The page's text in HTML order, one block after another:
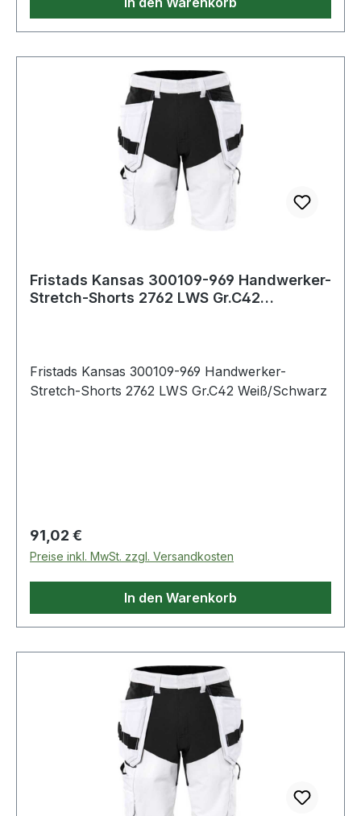
Fristads Kansas 300109-969 Handwerker-
Stretch-Shorts 2762 LWS Gr.C42
Fristads Kansas 300109-969 Handwerker-
Stretch-Shorts 2762 LWS Gr.C42 Weiß/Schwarz
Regulärer Preis:
91,02 €
Preise inkl. MwSt. zzgl. Versandkosten
In den Warenkorb